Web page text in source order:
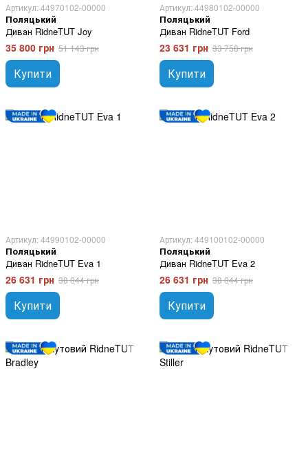
Артикул: 44970102-00000
Поляцький
Диван RidneTUT Joy
35 800 грн 51 143 грн
Купити
Артикул: 44980102-00000
Поляцький
Диван RidneTUT Ford
23 631 грн 33 758 грн
Купити
Артикул: 44990102-00000
Поляцький
Диван RidneTUT Eva 1
26 631 грн 38 044 грн
Купити
Артикул: 449100102-00000
Поляцький
Диван RidneTUT Eva 2
26 631 грн 38 044 грн
Купити